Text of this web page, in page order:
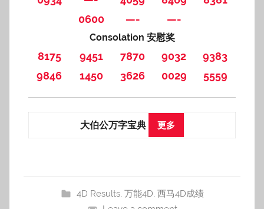
0600
—- —-
Consolation 安慰奖
8175 9451 7870 9032
9383
9846
1450 3626 0029 5559
大伯公万字宝典 更多
4D Results, 万能4D, 西马4D成绩